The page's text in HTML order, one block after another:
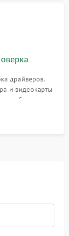
драйверов.
и видеокарты
всех